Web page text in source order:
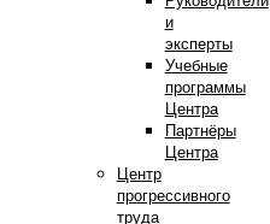
и
эксперты
Учебные
программы
Центра
Партнёры
Центра
Центр
прогрессивного
труда